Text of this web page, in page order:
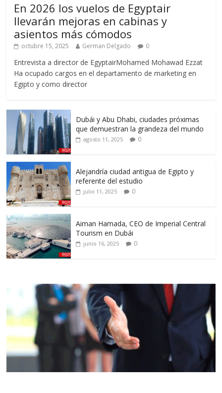
En 2026 los vuelos de Egyptair
llevarán mejoras en cabinas y
asientos más cómodos
octubre 15, 2025 German Delgado 0
Entrevista a director de EgyptairMohamed Mohawad Ezzat
Ha ocupado cargos en el departamento de marketing en
Egipto y como director
Dubái y Abu Dhabi, ciudades próximas
que demuestran la grandeza del mundo
agosto 11, 2025 0
Alejandría ciudad antigua de Egipto y
referente del estudio
julio 11, 2025 0
Aiman Hamada, CEO de Imperial Central
Tourism en Dubái
junio 16, 2025 0